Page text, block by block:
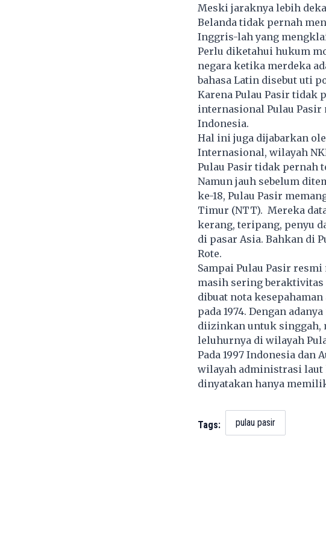
Meski jaraknya lebih
Belanda tidak pernah
Inggris-lah yang
Perlu diketahui hukum
negara ketika merdeka
bahasa Latin disebut uti
Karena Pulau Pasir tidak
internasional Pulau
Indonesia.
Hal ini juga dijabarkan
Internasional, wilayah
Pulau Pasir tidak pernah
Namun jauh sebelum
ke-18, Pulau Pasir
Timur (NTT). Mereka
kerang, teripang, penyu
di pasar Asia. Bahkan di
Rote.
Sampai Pulau Pasir
masih sering
dibuat nota
pada 1974. Dengan
diizinkan untuk singgah,
leluhurnya di wilayah
Pada 1997 Indonesia dan
wilayah administrasi laut
dinyatakan hanya
Tags: pulau pasir